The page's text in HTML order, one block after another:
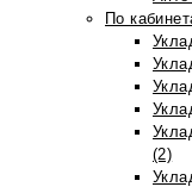
По
(2)